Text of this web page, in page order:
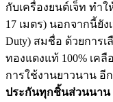
กับเครื่องยนต์เจ็ท ทำ
17 เมตร) นอกจากนี้ยั
Duty) สมชื่อ ด้วยการ
ทองแดงแท้ 100% เค
การใช้งานยาวนาน อี
ประกันทุกชิ้นส่วนนาน